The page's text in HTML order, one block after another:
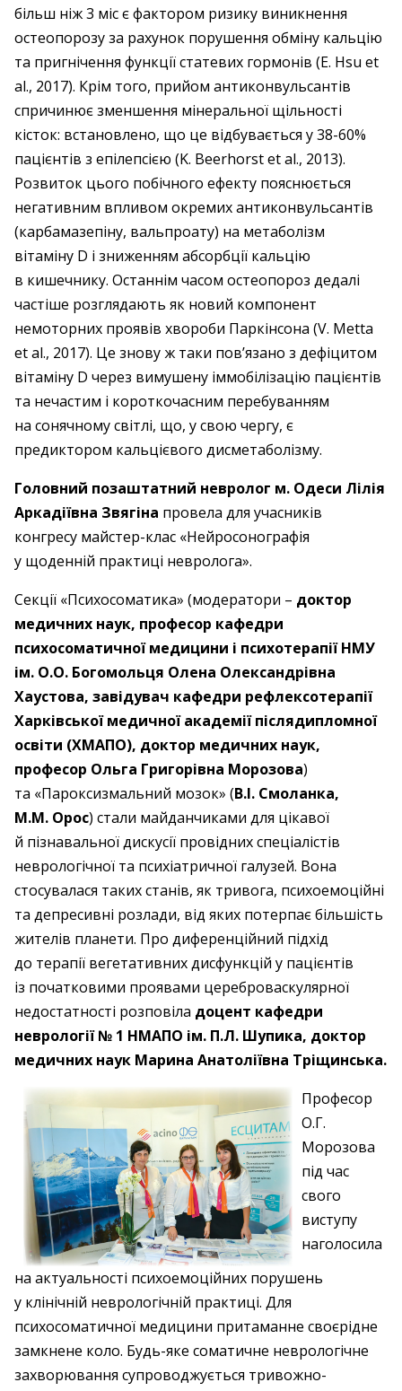
більш ніж 3 міс є фактором ризику виникнення
остеопорозу за рахунок порушення обміну кальцію
та пригнічення функції статевих гормонів (E. Hsu et
al., 2017). Крім того, прийом антиконвульсантів
спричинює зменшення мінеральної щільності
кісток: встановлено, що це відбувається у 38-60%
пацієнтів з епілепсією (K. Beerhorst et al., 2013).
Розвиток цього побічного ефекту пояснюється
негативним впливом окремих антиконвульсантів
(карбамазепіну, вальпроату) на метаболізм
вітаміну D і зниженням абсорбції кальцію
в кишечнику. Останнім часом остеопороз дедалі
частіше розглядають як новий компонент
немоторних проявів хвороби Паркінсона (V. Metta
et al., 2017). Це знову ж таки пов’язано з дефіцитом
вітаміну D через вимушену іммобілізацію пацієнтів
та нечастим і короткочасним перебуванням
на сонячному світлі, що, у свою чергу, є
предиктором кальцієвого дисметаболізму.
Головний позаштатний невролог м. Одеси Лілія
Аркадіївна Звягіна провела для учасників
конгресу майстер-клас «Нейросонографія
у щоденній практиці невролога».
Секції «Психосоматика» (модератори – доктор
медичних наук, професор кафедри
психосоматичної медицини і психотерапії НМУ
ім. О.О. Богомольця Олена Олександрівна
Хаустова, завідувач кафедри рефлексотерапії
Харківської медичної академії післядипломної
освіти (ХМАПО), доктор медичних наук,
професор Ольга Григорівна Морозова)
та «Пароксизмальний мозок» (В.І. Смоланка,
М.М. Орос) стали майданчиками для цікавої
й пізнавальної дискусії провідних спеціалістів
неврологічної та психіатричної галузей. Вона
стосувалася таких станів, як тривога, психоемоційні
та депресивні розлади, від яких потерпає більшість
жителів планети. Про диференційний підхід
до терапії вегетативних дисфункцій у пацієнтів
із початковими проявами цереброваскулярної
недостатності розповіла доцент кафедри
неврології № 1 НМАПО ім. П.Л. Шупика, доктор
медичних наук Марина Анатоліївна Тріщинська.
Професор
О.Г.
Морозова
під час
свого
виступу
наголосила
на актуальності психоемоційних порушень
у клінічній неврологічній практиці. Для
психосоматичної медицини притаманне своєрідне
замкнене коло. Будь-яке соматичне неврологічне
захворювання супроводжується тривожно-